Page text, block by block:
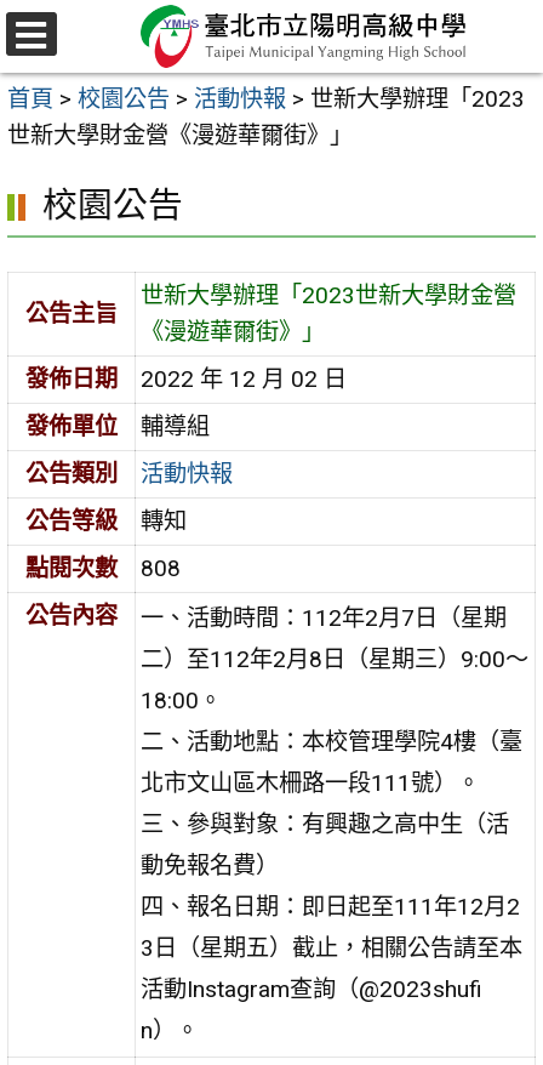
跳
至
主
要
容
區
選
單
首頁 > 校園公告 > 活動快報 > 世新大學辦理「2023
世新大學財金營《漫遊華爾街》」
校園公告
公告主旨
世新大學辦理「2023世新大學財金營
《漫遊華爾街》」
發佈日期
2022 年 12 月 02 日
發佈單位
輔導組
公告類別
活動快報
公告等級
轉知
點閱次數
808
公告內容
一、活動時間：112年2月7日（星期
二）至112年2月8日（星期三）9:00～
18:00。
二、活動地點：本校管理學院4樓（臺
北市文山區木柵路一段111號）。
三、參與對象：有興趣之高中生（活
動免報名費）
四、報名日期：即日起至111年12月2
3日（星期五）截止，相關公告請至本
活動Instagram查詢（@2023shufi
n）。